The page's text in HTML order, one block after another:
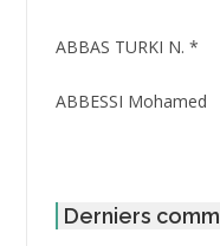
ABBAS TURKI N. *
ABBESSI Mohamed
ABDAT Amar
Derniers